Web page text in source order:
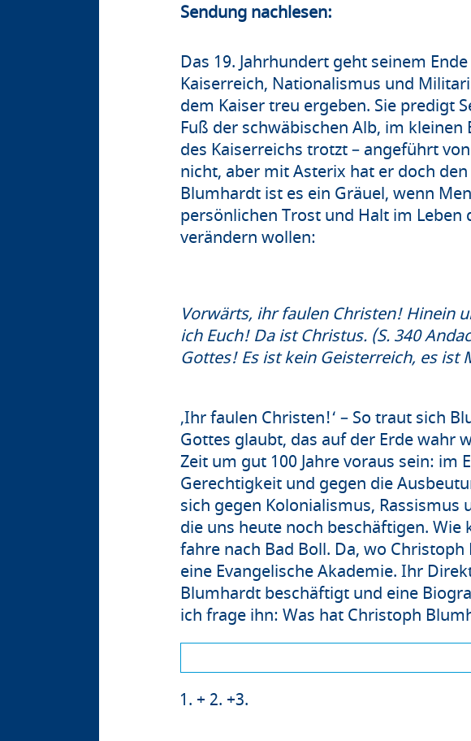
Sendung nachlesen:
Das 19. Jahrhundert geht seinem
Kaiserreich, Nationalismus und
dem Kaiser treu ergeben. Sie predigt
Fuß der schwäbischen Alb, im
des Kaiserreichs trotzt – angeführt
nicht, aber mit Asterix hat er doch
Blumhardt ist es ein Gräuel, wenn
persönlichen Trost und Halt im
verändern
Vorwärts, ihr faulen Christen! Hinein
ich Euch! Da ist Christus. (S. 340
Gottes! Es ist kein
‚Ihr faulen Christen!‘ – So traut sich
Gottes glaubt, das auf der Erde wahr
Zeit um gut 100 Jahre voraus sein: im
Gerechtigkeit und gegen die
sich gegen Kolonialismus,
die uns heute noch beschäftigen. Wie
fahre nach Bad Boll. Da, wo
eine Evangelische Akademie. Ihr
Blumhardt beschäftigt und eine
ich frage ihn: Was hat Christoph
+ 2. +3.